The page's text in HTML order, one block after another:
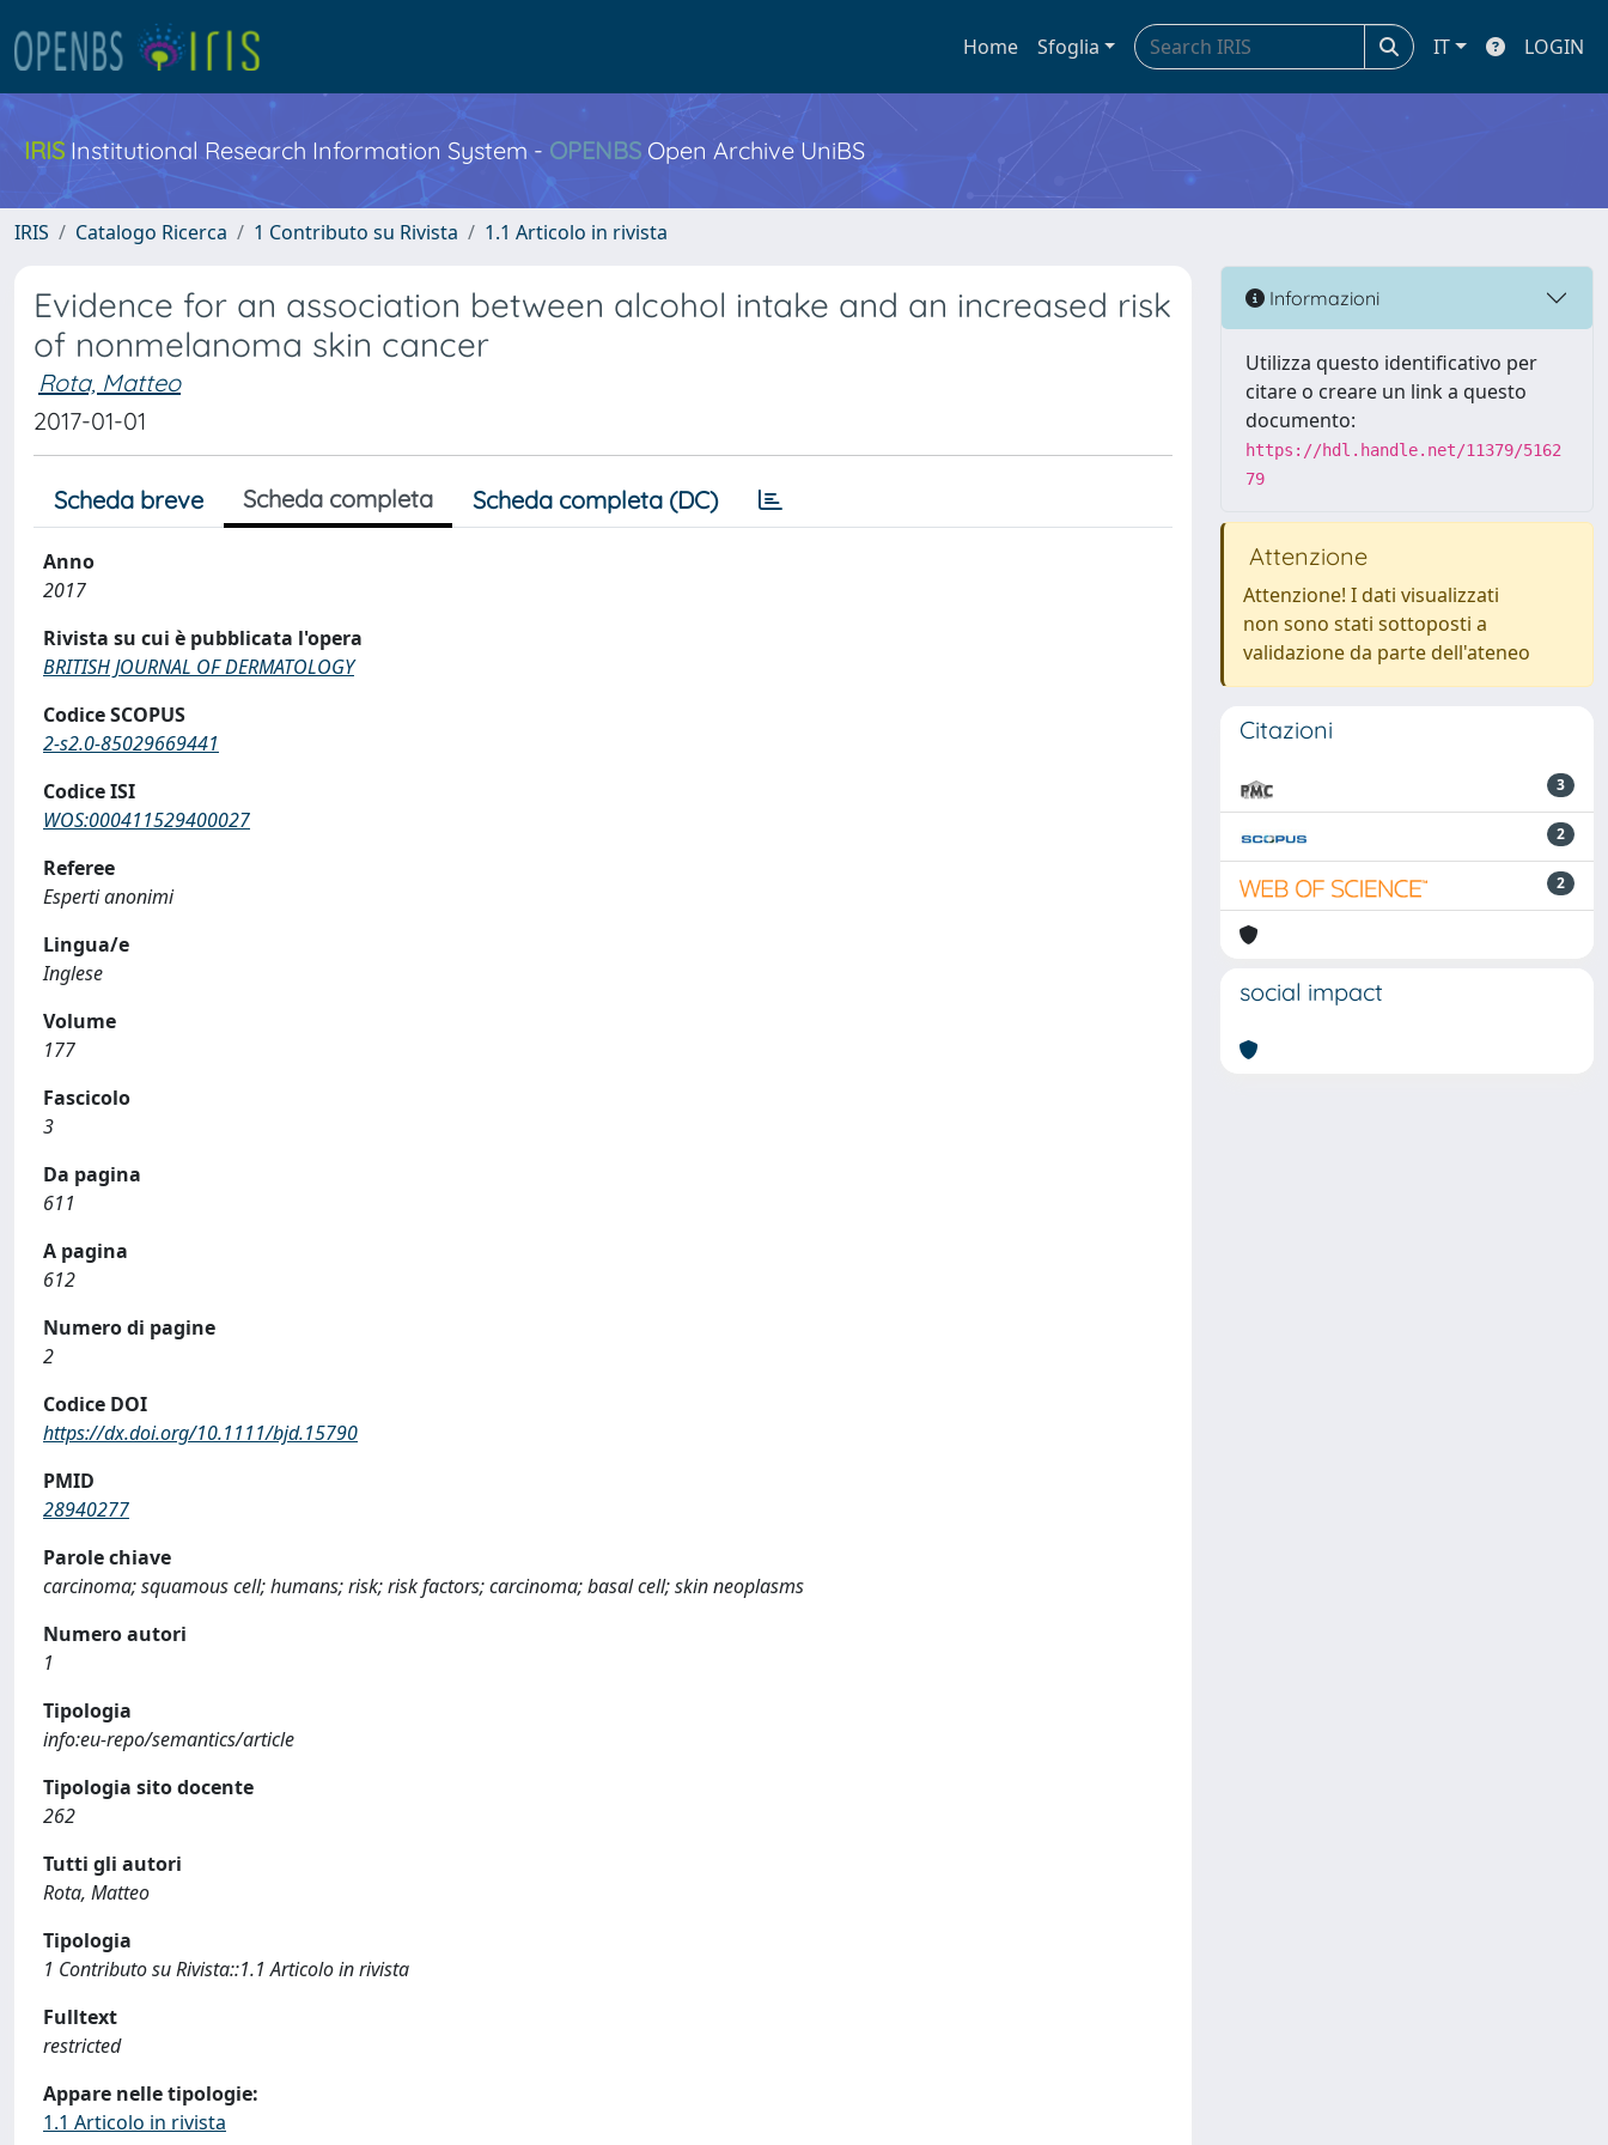
Home Sfoglia IT LOGIN
IRIS Institutional Research Information System - OPENBS Open Archive UniBS
IRIS Catalogo Ricerca 1 Contributo su Rivista 1.1 Articolo in rivista
Evidence for an association between alcohol intake and an increased risk
of nonmelanoma skin cancer
Rota, Matteo
2017-01-01
Scheda breve Scheda completa Scheda completa (DC)
Anno
2017
Rivista su cui è pubblicata l'opera
BRITISH JOURNAL OF DERMATOLOGY
Codice SCOPUS
2-s2.0-85029669441
Codice ISI
WOS:000411529400027
Referee
Esperti anonimi
Lingua/e
Inglese
Volume
177
Fascicolo
3
Da pagina
611
A pagina
612
Numero di pagine
2
Codice DOI
https://dx.doi.org/10.1111/bjd.15790
PMID
28940277
Parole chiave
carcinoma; squamous cell; humans; risk; risk factors; carcinoma; basal cell; skin neoplasms
Numero autori
1
Tipologia
info:eu-repo/semantics/article
Tipologia sito docente
262
Tutti gli autori
Rota, Matteo
Tipologia
1 Contributo su Rivista::1.1 Articolo in rivista
Fulltext
restricted
Appare nelle tipologie:
1.1 Articolo in rivista
Informazioni
Utilizza questo identificativo per
citare o creare un link a questo
documento:
https://hdl.handle.net/11379/5162
79
Attenzione
Attenzione! I dati visualizzati
non sono stati sottoposti a
validazione da parte dell'ateneo
Citazioni
3
2
2
social impact